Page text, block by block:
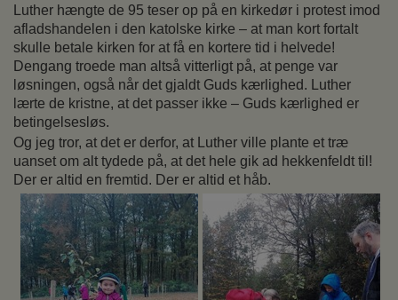
Luther hængte de 95 teser op på en kirkedør i protest imod
afladshandelen i den katolske kirke – at man kort fortalt
skulle betale kirken for at få en kortere tid i helvede!
Dengang troede man altså vitterligt på, at penge var
løsningen, også når det gjaldt Guds kærlighed. Luther
lærte de kristne, at det passer ikke – Guds kærlighed er
betingelsesløs.
Og jeg tror, at det er derfor, at Luther ville plante et træ
uanset om alt tydede på, at det hele gik ad hekkenfeldt til!
Der er altid en fremtid. Der er altid et håb.